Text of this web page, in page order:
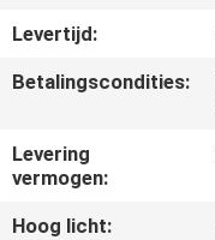
VERZOEK
EEN
CITAAT
Levertijd:
Betalingscondities:
Levering
vermogen:
Hoog licht: